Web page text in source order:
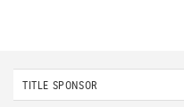
TITLE SPONSOR